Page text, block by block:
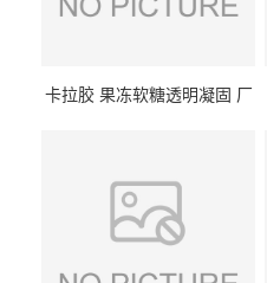
卡拉胶 果冻软糖透明凝固 厂